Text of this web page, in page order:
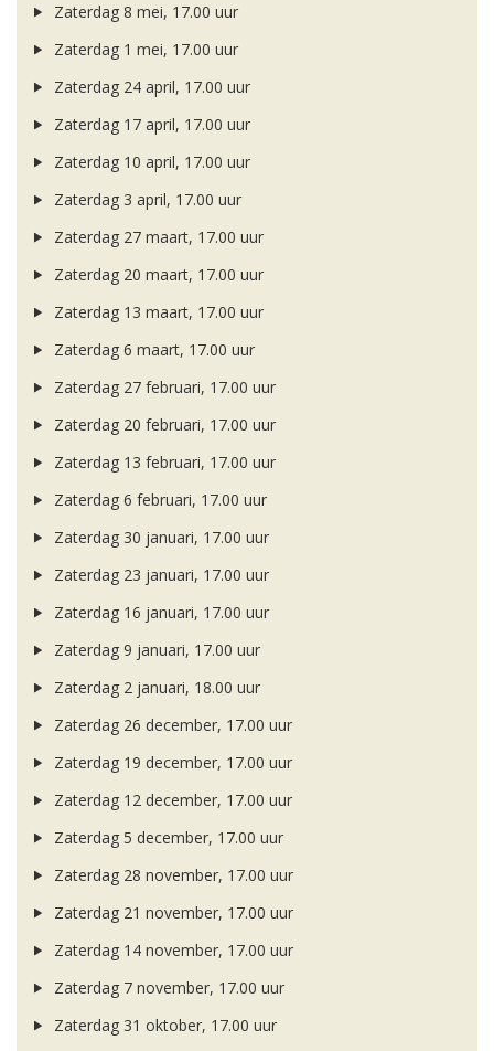
Zaterdag 8 mei, 17.00 uur
Zaterdag 1 mei, 17.00 uur
Zaterdag 24 april, 17.00 uur
Zaterdag 17 april, 17.00 uur
Zaterdag 10 april, 17.00 uur
Zaterdag 3 april, 17.00 uur
Zaterdag 27 maart, 17.00 uur
Zaterdag 20 maart, 17.00 uur
Zaterdag 13 maart, 17.00 uur
Zaterdag 6 maart, 17.00 uur
Zaterdag 27 februari, 17.00 uur
Zaterdag 20 februari, 17.00 uur
Zaterdag 13 februari, 17.00 uur
Zaterdag 6 februari, 17.00 uur
Zaterdag 30 januari, 17.00 uur
Zaterdag 23 januari, 17.00 uur
Zaterdag 16 januari, 17.00 uur
Zaterdag 9 januari, 17.00 uur
Zaterdag 2 januari, 18.00 uur
Zaterdag 26 december, 17.00 uur
Zaterdag 19 december, 17.00 uur
Zaterdag 12 december, 17.00 uur
Zaterdag 5 december, 17.00 uur
Zaterdag 28 november, 17.00 uur
Zaterdag 21 november, 17.00 uur
Zaterdag 14 november, 17.00 uur
Zaterdag 7 november, 17.00 uur
Zaterdag 31 oktober, 17.00 uur